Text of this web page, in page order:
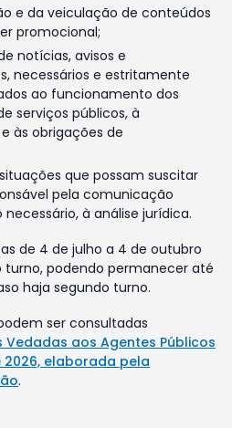
e da veiculação de conteúdos
promocional;
notícias, avisos e
necessários e estritamente
ao funcionamento dos
serviços públicos, à
às obrigações de
que possam suscitar
pela comunicação
à análise jurídica.
de 4 de julho a 4 de outubro
turno, podendo permanecer até
haja segundo turno.
ser consultadas
aos Agentes Públicos
2026, elaborada pela
.